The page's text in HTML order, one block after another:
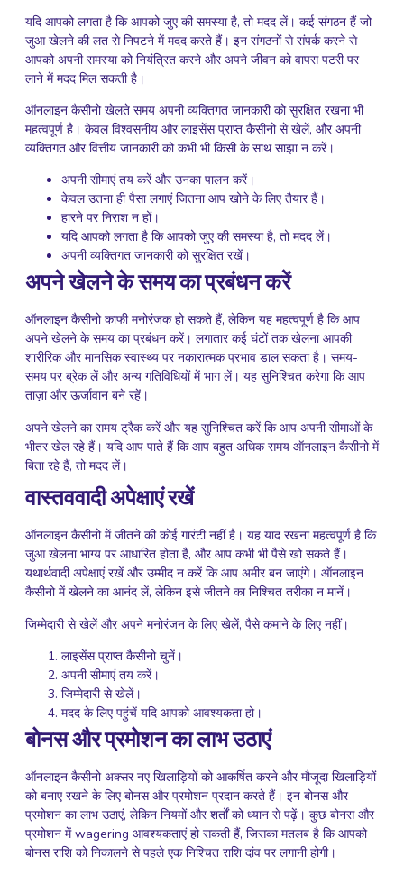
यदि आपको लगता है कि आपको जुए की समस्या है, तो मदद लें। कई संगठन हैं जो
जुआ खेलने की लत से निपटने में मदद करते हैं। इन संगठनों से संपर्क करने से
आपको अपनी समस्या को नियंत्रित करने और अपने जीवन को वापस पटरी पर
लाने में मदद मिल सकती है।
ऑनलाइन कैसीनो खेलते समय अपनी व्यक्तिगत जानकारी को सुरक्षित रखना भी
महत्वपूर्ण है। केवल विश्वसनीय और लाइसेंस प्राप्त कैसीनो से खेलें, और अपनी
व्यक्तिगत और वित्तीय जानकारी को कभी भी किसी के साथ साझा न करें।
अपनी सीमाएं तय करें और उनका पालन करें।
केवल उतना ही पैसा लगाएं जितना आप खोने के लिए तैयार हैं।
हारने पर निराश न हों।
यदि आपको लगता है कि आपको जुए की समस्या है, तो मदद लें।
अपनी व्यक्तिगत जानकारी को सुरक्षित रखें।
अपने खेलने के समय का प्रबंधन करें
ऑनलाइन कैसीनो काफी मनोरंजक हो सकते हैं, लेकिन यह महत्वपूर्ण है कि आप
अपने खेलने के समय का प्रबंधन करें। लगातार कई घंटों तक खेलना आपकी
शारीरिक और मानसिक स्वास्थ्य पर नकारात्मक प्रभाव डाल सकता है। समय-
समय पर ब्रेक लें और अन्य गतिविधियों में भाग लें। यह सुनिश्चित करेगा कि आप
ताज़ा और ऊर्जावान बने रहें।
अपने खेलने का समय ट्रैक करें और यह सुनिश्चित करें कि आप अपनी सीमाओं के
भीतर खेल रहे हैं। यदि आप पाते हैं कि आप बहुत अधिक समय ऑनलाइन कैसीनो में
बिता रहे हैं, तो मदद लें।
वास्तववादी अपेक्षाएं रखें
ऑनलाइन कैसीनो में जीतने की कोई गारंटी नहीं है। यह याद रखना महत्वपूर्ण है कि
जुआ खेलना भाग्य पर आधारित होता है, और आप कभी भी पैसे खो सकते हैं।
यथार्थवादी अपेक्षाएं रखें और उम्मीद न करें कि आप अमीर बन जाएंगे। ऑनलाइन
कैसीनो में खेलने का आनंद लें, लेकिन इसे जीतने का निश्चित तरीका न मानें।
जिम्मेदारी से खेलें और अपने मनोरंजन के लिए खेलें, पैसे कमाने के लिए नहीं।
लाइसेंस प्राप्त कैसीनो चुनें।
अपनी सीमाएं तय करें।
जिम्मेदारी से खेलें।
मदद के लिए पहुंचें यदि आपको आवश्यकता हो।
बोनस और प्रमोशन का लाभ उठाएं
ऑनलाइन कैसीनो अक्सर नए खिलाड़ियों को आकर्षित करने और मौजूदा खिलाड़ियों
को बनाए रखने के लिए बोनस और प्रमोशन प्रदान करते हैं। इन बोनस और
प्रमोशन का लाभ उठाएं, लेकिन नियमों और शर्तों को ध्यान से पढ़ें। कुछ बोनस और
प्रमोशन में wagering आवश्यकताएं हो सकती हैं, जिसका मतलब है कि आपको
बोनस राशि को निकालने से पहले एक निश्चित राशि दांव पर लगानी होगी।